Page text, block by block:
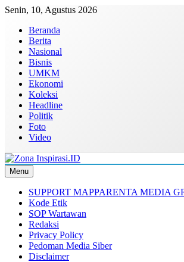
Skip
content
Senin, 10, Agustus 2026
Beranda
Berita
Nasional
Bisnis
UMKM
Ekonomi
Koleksi
Headline
Politik
Foto
Video
Zona Inspirasi.ID
Bersama Membangun Semangat Baru
Menu
SUPPORT MAPPARENTA MEDIA
Kode Etik
SOP Wartawan
Redaksi
Privacy Policy
Pedoman Media Siber
Disclaimer